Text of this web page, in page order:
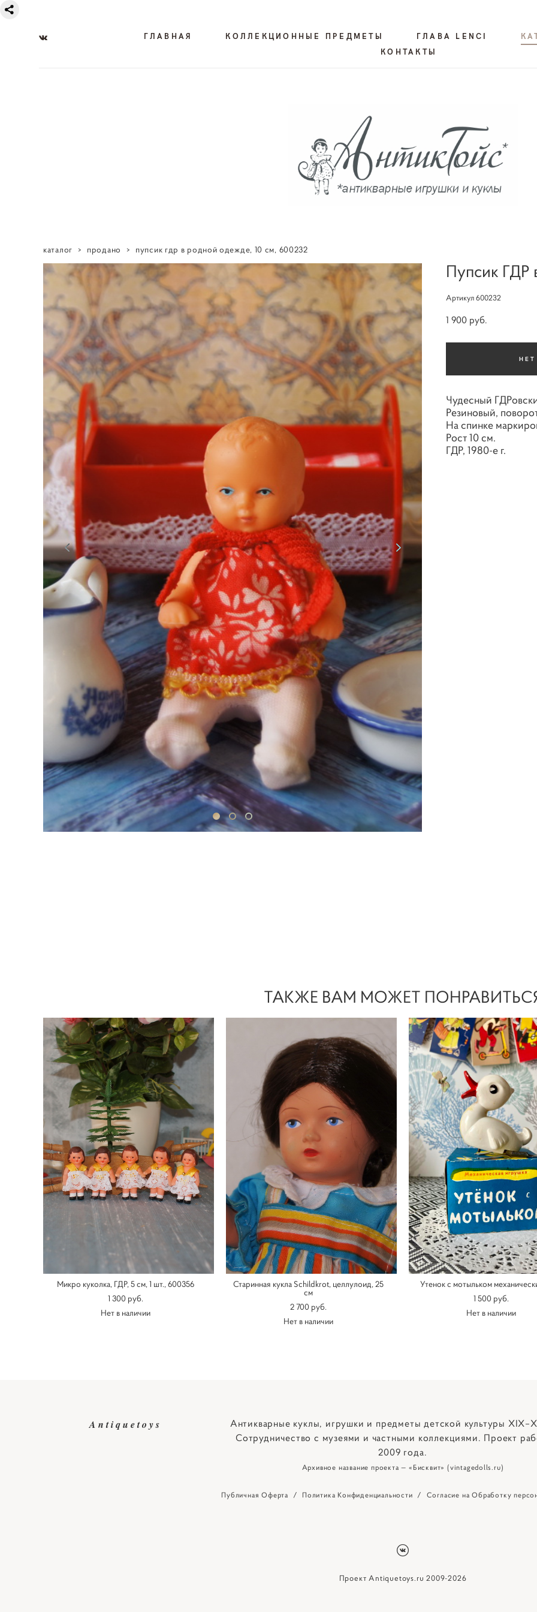
ГЛАВНАЯ КОЛЛЕКЦИОННЫЕ ПРЕДМЕТЫ ГЛАВА LENCI
КОНТАКТЫ
каталог > продано > пупсик гдр в родной одежде, 10 см, 600232
Пупсик ГДР
Артикул 600232
1 900 pуб.
Чудесный
Резиновый,
На спинке
Рост 10 см.
ГДР, 1980-е г.
ТАКЖЕ ВАМ МОЖЕТ
Микро куколка, ГДР, 5 см, 1 шт., 600356
1 300 pуб.
Нет в наличии
Старинная кукла Schildkrot, целлулоид, 25
см
2 700 pуб.
Нет в наличии
Утенок с мотыльком
1 500 pуб.
Нет в наличии
Antiquetoys
Антикварные куклы, игрушки и предметы детской культуры
Сотрудничество с музеями и частными коллекциями. Проект
2009 года.
Архивное название проекта — «Бисквит» (vintagedolls.ru)
Публичная Оферта / Политика Конфиденциальности / Согласие на Обработку
Проект Antiquetoys.ru 2009-2026